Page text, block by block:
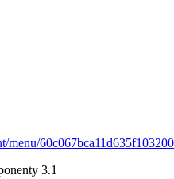
menu/
3.1